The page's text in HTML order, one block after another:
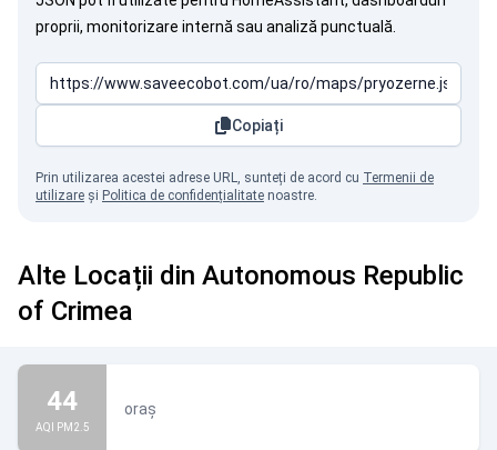
proprii, monitorizare internă sau analiză punctuală.
Copiați
Prin utilizarea acestei adrese URL, sunteți de acord cu Termenii de
utilizare și Politica de confidențialitate noastre.
Alte Locații din Autonomous Republic
of Crimea
44
AQI PM2.5
oraș